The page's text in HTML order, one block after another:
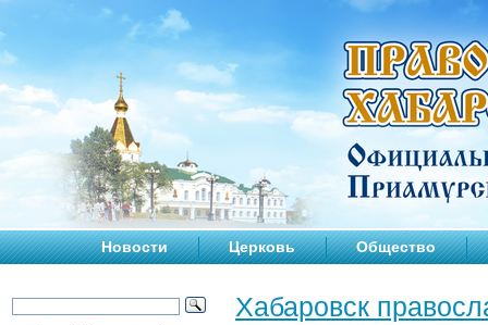
Новости Церковь Общество
Хабаровск